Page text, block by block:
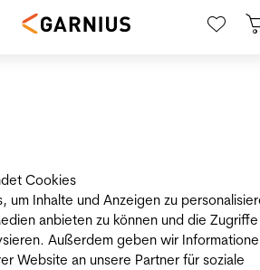
Cookies
um Inhalte und Anzeigen zu
anbieten zu können und die
Außerdem geben wir
Website an unsere Partner für soziale